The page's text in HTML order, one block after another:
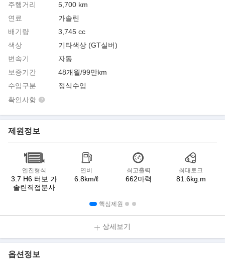
주행거리
5,700 km
연료
가솔린
배기량
3,745 cc
색상
기타색상 (GT실버)
변속기
자동
보증기간
48개월/99만km
수입구분
정식수입
확인사항
제원정보
엔진형식
3.7 H6 터보 가
솔린직접분사
연비
6.8km/ℓ
최고출력
662마력
최대토크
81.6kg.m
핵심제원
상세보기
옵션정보